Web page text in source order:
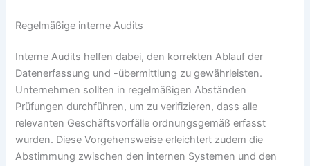
Regelmäßige interne Audits
Interne Audits helfen dabei, den korrekten Ablauf der
Datenerfassung und -übermittlung zu gewährleisten.
Unternehmen sollten in regelmäßigen Abständen
Prüfungen durchführen, um zu verifizieren, dass alle
relevanten Geschäftsvorfälle ordnungsgemäß erfasst
wurden. Diese Vorgehensweise erleichtert zudem die
Abstimmung zwischen den internen Systemen und den